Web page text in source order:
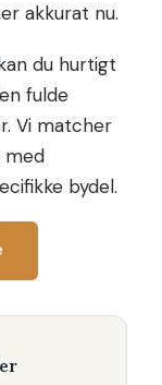
akkurat nu.
du hurtigt
fulde
Vi matcher
med
bydel.